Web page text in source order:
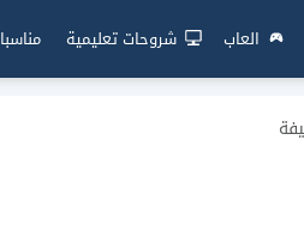
العاب شروحات تعليمية